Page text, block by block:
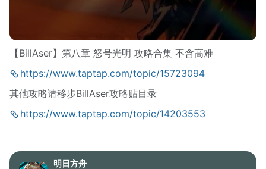
【BillAser】第八章 怒号光明 攻略合集 不含高难
https://www.taptap.com/topic/15723094
其他攻略请移步BillAser攻略贴目录
https://www.taptap.com/topic/14203553
明日方舟